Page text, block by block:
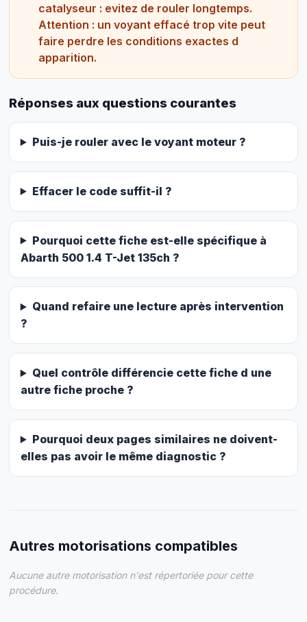
catalyseur : evitez de rouler longtemps.
Attention : un voyant effacé trop vite peut
faire perdre les conditions exactes d
apparition.
Réponses aux questions courantes
Puis-je rouler avec le voyant moteur ?
Effacer le code suffit-il ?
Pourquoi cette fiche est-elle spécifique à
Abarth 500 1.4 T-Jet 135ch ?
Quand refaire une lecture après intervention
?
Quel contrôle différencie cette fiche d une
autre fiche proche ?
Pourquoi deux pages similaires ne doivent-
elles pas avoir le même diagnostic ?
Autres motorisations compatibles
Aucune autre motorisation n'est répertoriée pour cette
procédure.